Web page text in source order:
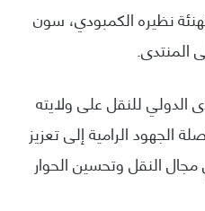
نظيره الكمبودي، سون
المنتدى.
الدولي للنقل على ولايته
الجهود الرامية إلى تعزيز
النقل وتحسين الحوار